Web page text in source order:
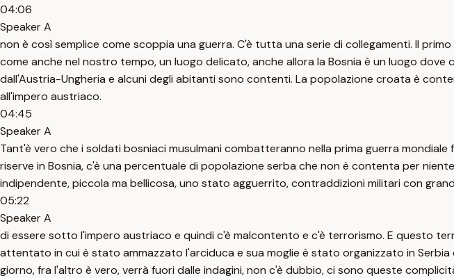
04:06
Speaker A
non è così semplice come scoppia una guerra. C'è tutta una serie di collegamenti. Il
come anche nel nostro tempo, un luogo delicato, anche allora la Bosnia è un luogo
dall'Austria-Ungheria e alcuni degli abitanti sono contenti. La popolazione croata è
all'impero austriaco.
04:45
Speaker A
Tant'è vero che i soldati bosniaci musulmani combatteranno nella prima guerra
riserve in Bosnia, c'è una percentuale di popolazione serba che non è contenta per
indipendente, piccola ma bellicosa, uno stato agguerrito, contraddizioni militari con
05:22
Speaker A
di essere sotto l'impero austriaco e quindi c'è malcontento e c'è terrorismo. E questo
attentato in cui è stato ammazzato l'arciduca e sua moglie è stato organizzato in
giorno, fra l'altro è vero, verrà fuori dalle indagini, non c'è dubbio, ci sono queste